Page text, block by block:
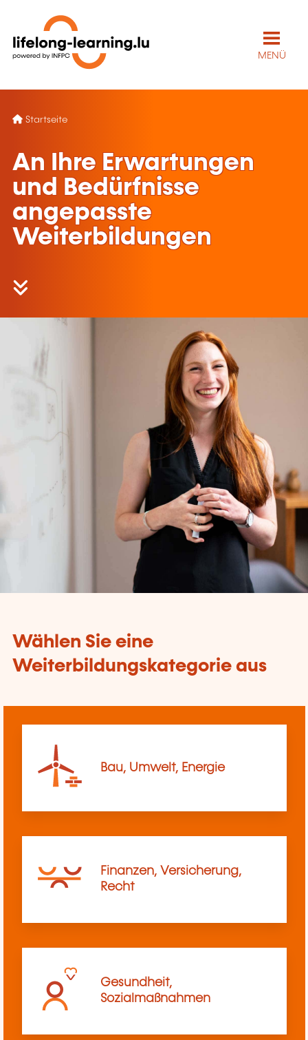
MENÜ
Startseite
An Ihre Erwartungen
und Bedürfnisse
angepasste
Weiterbildungen
Wählen Sie eine
Weiterbildungskategorie aus
Bau, Umwelt, Energie
Finanzen, Versicherung,
Recht
Gesundheit,
Sozialmaßnahmen